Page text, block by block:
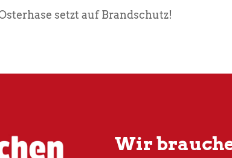
setzt auf Brandschutz!
Wir